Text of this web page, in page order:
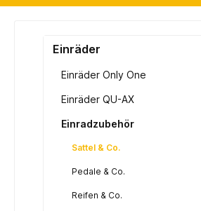
Einräder
Einräder Only One
Einräder QU-AX
Einradzubehör
Sattel & Co.
Pedale & Co.
Reifen & Co.